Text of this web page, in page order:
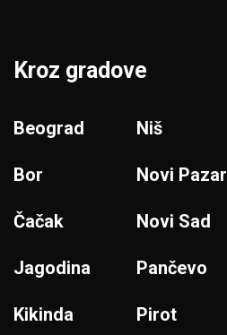
Kroz gradove
Beograd
Bor
Čačak
Jagodina
Kikinda
Niš
Novi Pazar
Novi Sad
Pančevo
Pirot